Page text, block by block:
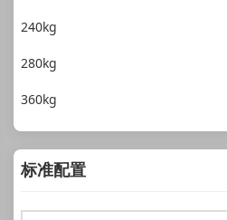
240kg
280kg
360kg
标准配置